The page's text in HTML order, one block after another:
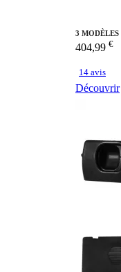
3 MODÈLES
404,99 €
14 avis
Découvrir